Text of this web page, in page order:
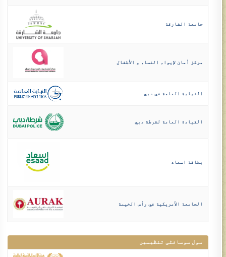
جامعة الشارقة
مركز أمان لإيواء النساء و الأطفال
النيابة العامة في دبي
القيادة العامة لشرطة دبي
بطاقة اسعاد
الجامعة الأمريكية في رأس الخيمة
سول سوسائٹی تنظیمیں